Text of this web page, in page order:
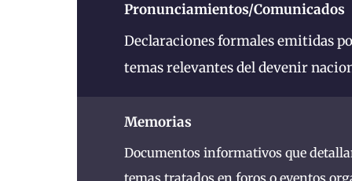
Pronunciamientos/Comunicados
Declaraciones formales emitidas
temas relevantes del devenir
Memorias
Documentos informativos que
temas tratados en foros o eventos